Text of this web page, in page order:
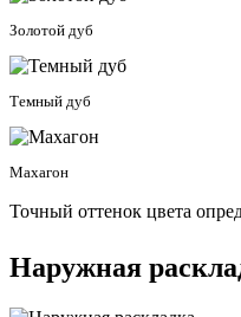
Золотой дуб
Темный дуб
Махагон
Точный оттенок цвета
Наружная